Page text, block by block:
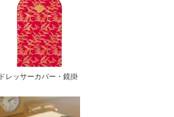
ドレッサーカバー・鏡掛